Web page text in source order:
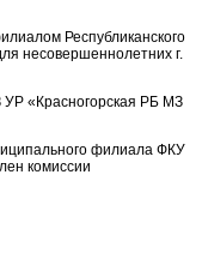
Республиканского
несовершеннолетних г.
УР «Красногорская РБ МЗ
филиала ФКУ
комиссии